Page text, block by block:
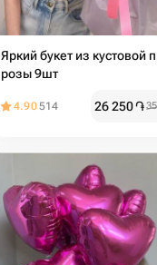
Яркий букет из кустовой
розы 9шт
4.90514 26 250֏